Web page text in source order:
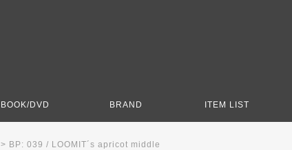
BOOK/DVD BRAND ITEM LIST
> BP: 039 / LOOMIT´s apricot middle